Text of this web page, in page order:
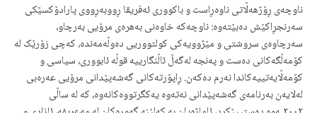
ناوچەی ڕۆژهەڵاتی ناوەڕاست و باکووری ئەفریقا ڕووبەڕووی پارادۆکسێکی
سەرنجڕاکێش دەبێتەوە: ناوچەکە خاوەنی بەهرەی مرۆیی بەرچاو،
سەرچاوەی سروشتی و مێژوویەکی کولتووریی دەوڵەمەندە، کەچی زۆرێک لە
کۆمەڵگەکانی دەست و پەنجە لەگەڵ ئاڵنگارییە قوڵە ئابووری، سیاسی و
کۆمەڵایەتییەکاندا نەرم دەکەن. ڕاپۆرتەکانی گەشەپێدانی مرۆیی عەرەبی
لەلایەن بەرنامەی گەشەپێدانی نەتەوە یەکگرتووەکانەوە، کە لە ساڵی